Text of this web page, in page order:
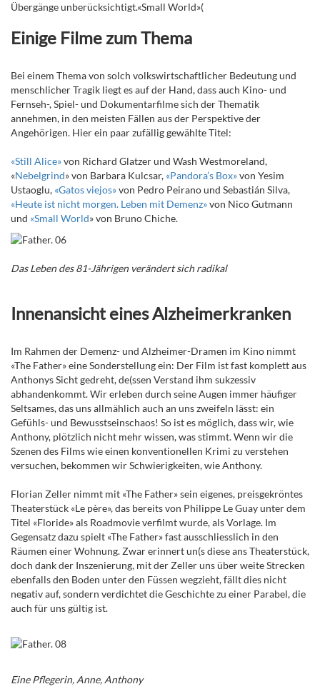
Übergänge unberücksichtigt.«Small World»(
Einige Filme zum Thema
Bei einem Thema von solch volkswirtschaftlicher Bedeutung und
menschlicher Tragik liegt es auf der Hand, dass auch Kino- und
Fernseh-, Spiel- und Dokumentarfilme sich der Thematik
annehmen, in den meisten Fällen aus der Perspektive der
Angehörigen. Hier ein paar zufällig gewählte Titel:
«Still Alice»von Richard Glatzer und Wash Westmoreland,
«Nebelgrind» von Barbara Kulcsar, «Pandora’s Box»von Yesim
Ustaoglu, «Gatos viejos»von Pedro Peirano und Sebastián Silva,
«Heute ist nicht morgen. Leben mit Demenz»von Nico Gutmann
und «Small World» von Bruno Chiche.
Das Leben des 81-Jährigen verändert sich radikal
Innenansicht eines Alzheimerkranken
Im Rahmen der Demenz- und Alzheimer-Dramen im Kino nimmt
«The Father» eine Sonderstellung ein: Der Film ist fast komplett aus
Anthonys Sicht gedreht, de(ssen Verstand ihm sukzessiv
abhandenkommt. Wir erleben durch seine Augen immer häufiger
Seltsames, das uns allmählich auch an uns zweifeln lässt: ein
Gefühls- und Bewusstseinschaos! So ist es möglich, dass wir, wie
Anthony, plötzlich nicht mehr wissen, was stimmt. Wenn wir die
Szenen des Films wie einen konventionellen Krimi zu verstehen
versuchen, bekommen wir Schwierigkeiten, wie Anthony.
Florian Zeller nimmt mit «The Father» sein eigenes, preisgekröntes
Theaterstück «Le père», das bereits von Philippe Le Guay unter dem
Titel «Floride» als Roadmovie verfilmt wurde, als Vorlage. Im
Gegensatz dazu spielt «The Father» fast ausschliesslich in den
Räumen einer Wohnung. Zwar erinnert un(s diese ans Theaterstück,
doch dank der Inszenierung, mit der Zeller uns über weite Strecken
ebenfalls den Boden unter den Füssen wegzieht, fällt dies nicht
negativ auf, sondern verdichtet die Geschichte zu einer Parabel, die
auch für uns gültig ist.
Eine Pflegerin, Anne, Anthony